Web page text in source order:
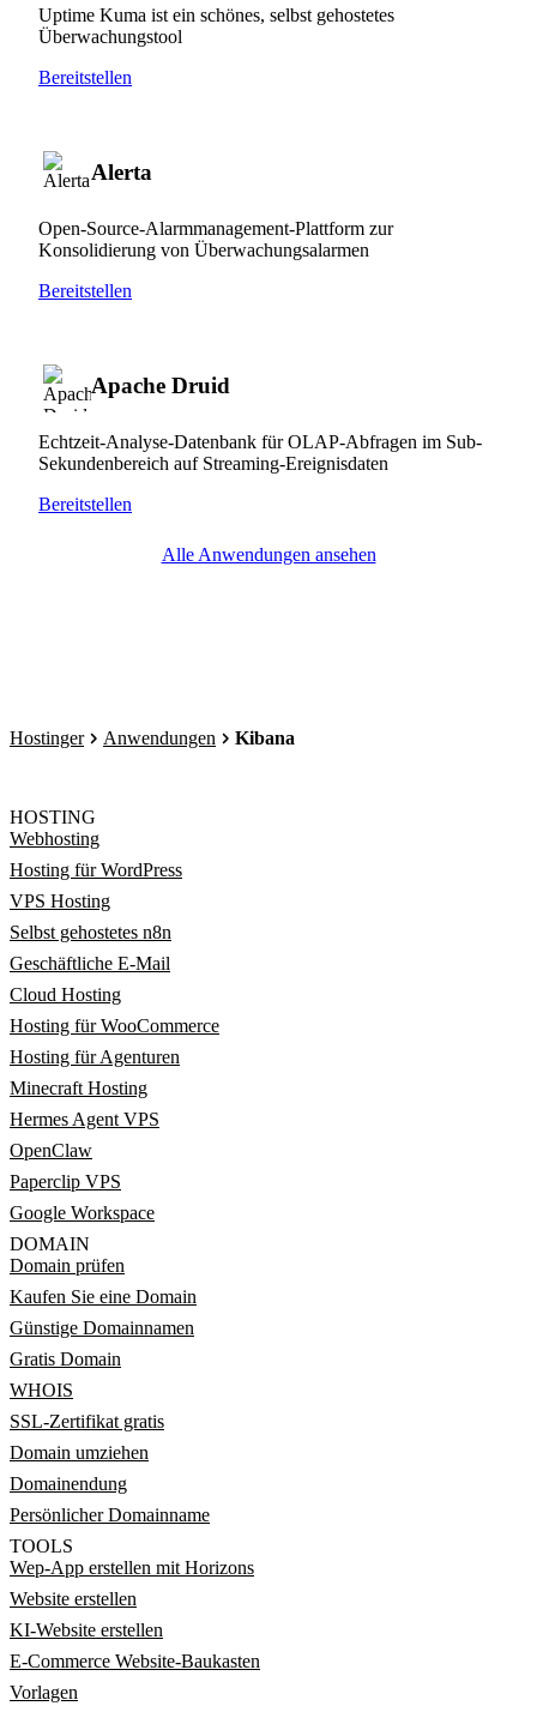
Uptime Kuma ist ein schönes, selbst gehostetes
Überwachungstool
Bereitstellen
Alerta
Open-Source-Alarmmanagement-Plattform zur
Konsolidierung von Überwachungsalarmen
Bereitstellen
Apache Druid
Echtzeit-Analyse-Datenbank für OLAP-Abfragen im Sub-
Sekundenbereich auf Streaming-Ereignisdaten
Bereitstellen
Alle Anwendungen ansehen
Hostinger Anwendungen Kibana
HOSTING
Webhosting
Hosting für WordPress
VPS Hosting
Selbst gehostetes n8n
Geschäftliche E-Mail
Cloud Hosting
Hosting für WooCommerce
Hosting für Agenturen
Minecraft Hosting
Hermes Agent VPS
OpenClaw
Paperclip VPS
Google Workspace
DOMAIN
Domain prüfen
Kaufen Sie eine Domain
Günstige Domainnamen
Gratis Domain
WHOIS
SSL-Zertifikat gratis
Domain umziehen
Domainendung
Persönlicher Domainname
TOOLS
Wep-App erstellen mit Horizons
Website erstellen
KI-Website erstellen
E-Commerce Website-Baukasten
Vorlagen